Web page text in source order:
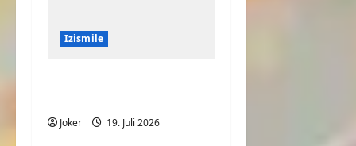
Izismile
Joker 19. Juli 2026